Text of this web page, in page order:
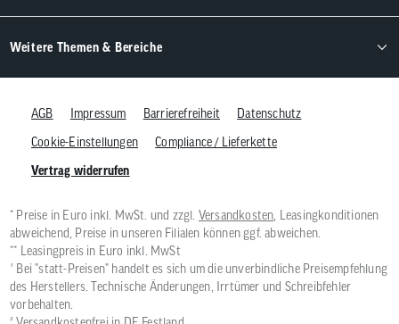
Weitere Themen & Bereiche
AGB Impressum Barrierefreiheit
Datenschutz
Cookie-Einstellungen
Compliance / Lieferkette
Vertrag widerrufen
* Preise in Euro inkl. MwSt. und zzgl. Versandkosten, Leasingkonditionen
abweichend, Preise in unseren Filialen können ggf. abweichen.
** Leasingpreis in Euro inkl. MwSt
¹ Bei "statt-Preisen" handelt es sich um die unverbindliche Preisempfehlung
des Herstellers. Technische Änderungen, Irrtümer und Schreibfehler
vorbehalten.